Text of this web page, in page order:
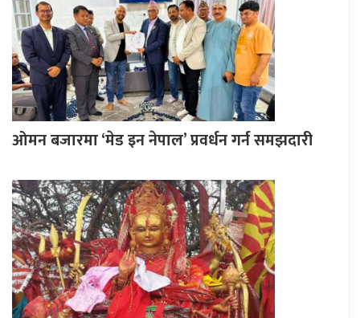
ओमन बजारमा ‘मेड इन नेपाल’ प्रवर्धन गर्न समझदारी